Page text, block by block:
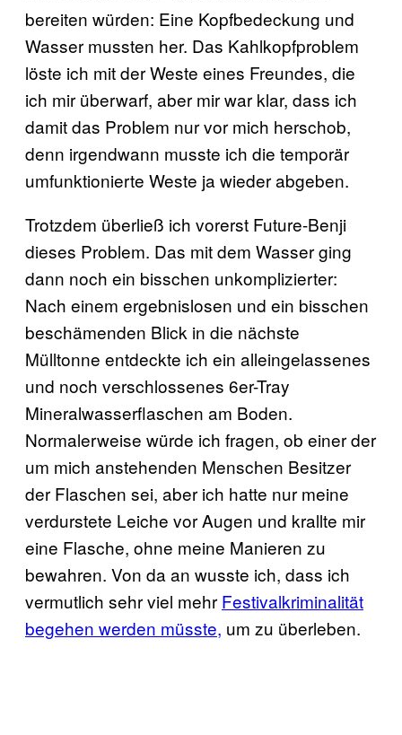
bereiten würden: Eine Kopfbedeckung und
Wasser mussten her. Das Kahlkopfproblem
löste ich mit der Weste eines Freundes, die
ich mir überwarf, aber mir war klar, dass ich
damit das Problem nur vor mich herschob,
denn irgendwann musste ich die temporär
umfunktionierte Weste ja wieder abgeben.
Trotzdem überließ ich vorerst Future-Benji
dieses Problem. Das mit dem Wasser ging
dann noch ein bisschen unkomplizierter:
Nach einem ergebnislosen und ein bisschen
beschämenden Blick in die nächste
Mülltonne entdeckte ich ein alleingelassenes
und noch verschlossenes 6er-Tray
Mineralwasserflaschen am Boden.
Normalerweise würde ich fragen, ob einer der
um mich anstehenden Menschen Besitzer
der Flaschen sei, aber ich hatte nur meine
verdurstete Leiche vor Augen und krallte mir
eine Flasche, ohne meine Manieren zu
bewahren. Von da an wusste ich, dass ich
vermutlich sehr viel mehr Festivalkriminalität
begehen werden müsste, um zu überleben.